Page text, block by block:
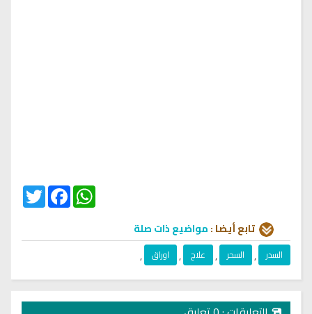
Twitter
FacebookWhatsApp
تابع أيضا :مواضيع ذات صلة
السدر , السحر , علاج , اوراق ,